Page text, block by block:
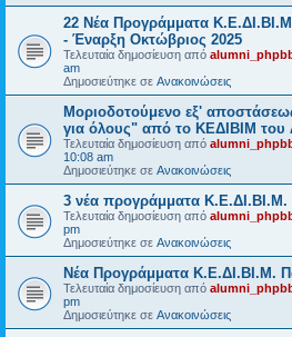
22 Νέα Προγράμματα
- Έναρξη Οκτώβριος 2025
Τελευταία δημοσίευση από
am
Δημοσιεύτηκε σε Ανακοινώσεις
Μοριοδοτούμενο εξ'
για όλους" από το ΚΕΔΙΒΙΜ
Τελευταία δημοσίευση από
10:08 am
Δημοσιεύτηκε σε Ανακοινώσεις
3 νέα προγράμματα Κ.Ε.ΔΙ.ΒΙ.Μ.
Τελευταία δημοσίευση από
pm
Δημοσιεύτηκε σε Ανακοινώσεις
Νέα Προγράμματα Κ.Ε.ΔΙ.ΒΙ.Μ.
Τελευταία δημοσίευση από
pm
Δημοσιεύτηκε σε Ανακοινώσεις